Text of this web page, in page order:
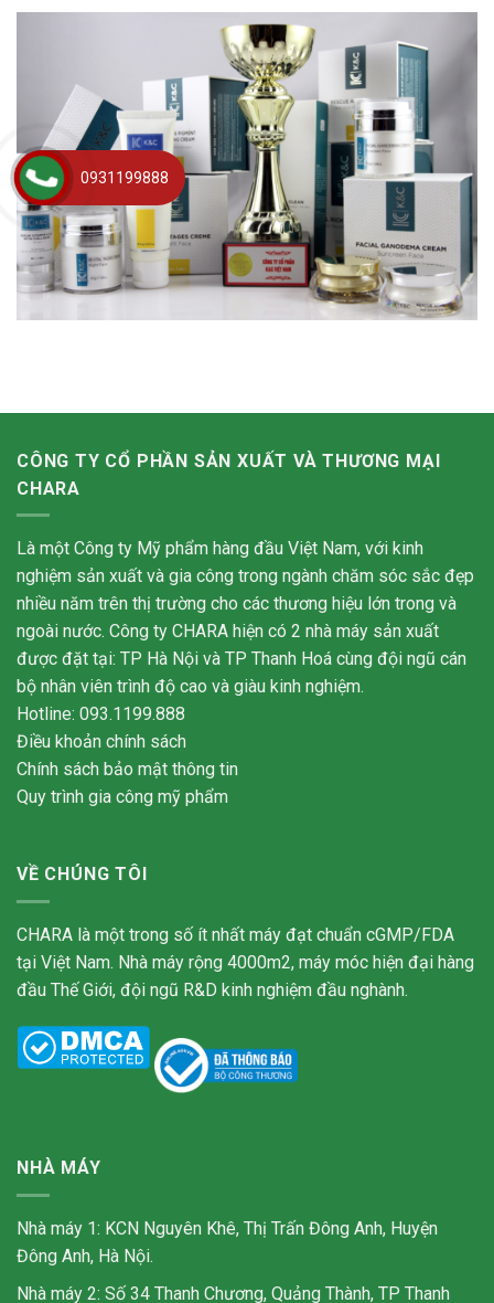
CÔNG TY CỔ PHẦN SẢN XUẤT VÀ THƯƠNG MẠI
CHARA
Là một Công ty Mỹ phẩm hàng đầu Việt Nam, với kinh
nghiệm sản xuất và gia công trong ngành chăm sóc sắc đẹp
nhiều năm trên thị trường cho các thương hiệu lớn trong và
ngoài nước. Công ty CHARA hiện có 2 nhà máy sản xuất
được đặt tại: TP Hà Nội và TP Thanh Hoá cùng đội ngũ cán
bộ nhân viên trình độ cao và giàu kinh nghiệm.
Hotline: 093.1199.888
Điều khoản chính sách
Chính sách bảo mật thông tin
Quy trình gia công mỹ phẩm
VỀ CHÚNG TÔI
CHARA là một trong số ít nhất máy đạt chuẩn cGMP/FDA
tại Việt Nam. Nhà máy rộng 4000m2, máy móc hiện đại hàng
đầu Thế Giới, đội ngũ R&D kinh nghiệm đầu nghành.
NHÀ MÁY
Nhà máy 1: KCN Nguyên Khê, Thị Trấn Đông Anh, Huyện
Đông Anh, Hà Nội.
Nhà máy 2: Số 34 Thanh Chương, Quảng Thành, TP Thanh
0931199888